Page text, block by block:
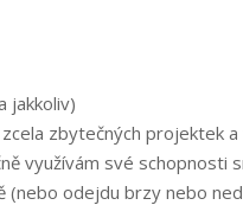
jakkoliv)
zbytečných projektek
využívám své schopnosti
odejdu brzy nebo